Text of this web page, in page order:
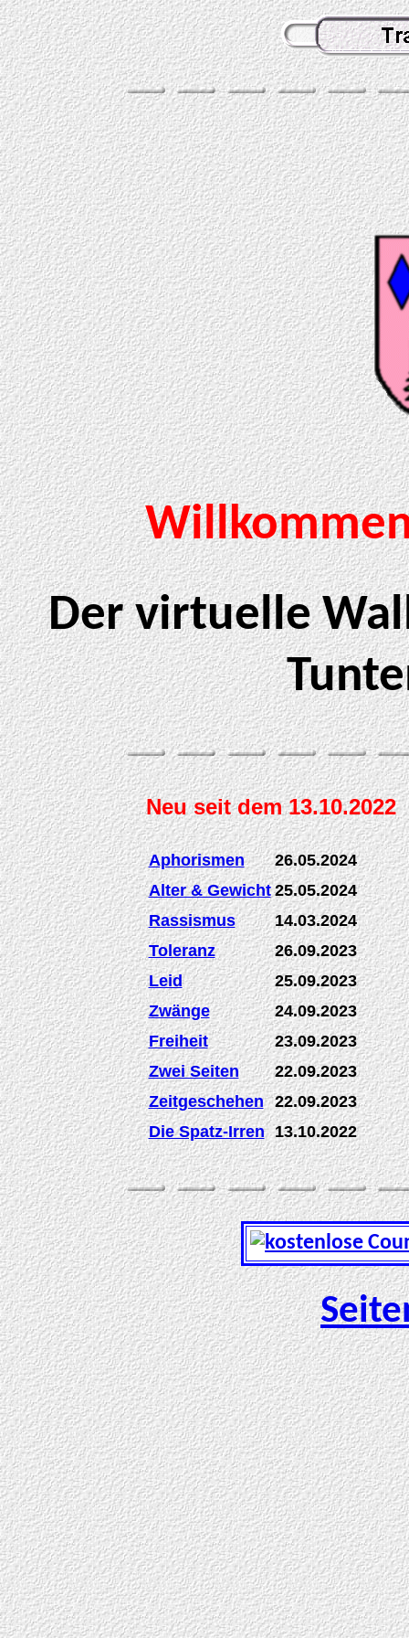
Der virtuelle
Neu seit dem 13.10.2022
Aphorismen
26.05.2024
Alter & Gewicht 25.05.2024
Rassismus
14.03.2024
Toleranz
26.09.2023
Leid
25.09.2023
Zwänge
24.09.2023
Freiheit
23.09.2023
Zwei Seiten
22.09.2023
Zeitgeschehen 22.09.2023
Die Spatz-Irren 13.10.2022